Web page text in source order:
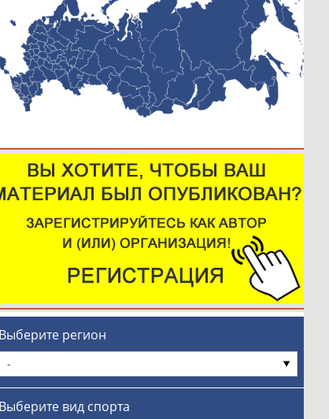
Выберите регион
-
Выберите вид спорта